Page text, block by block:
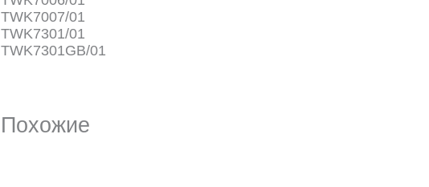
TWK7007/01
TWK7301/01
TWK7301GB/01
Похожие